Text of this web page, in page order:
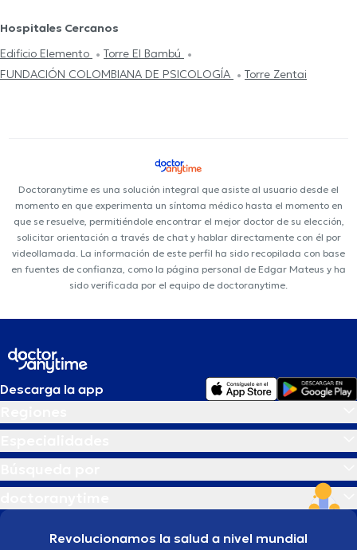
Hospitales Cercanos
Edificio Elemento
Torre El Bambú
FUNDACIÓN COLOMBIANA DE PSICOLOGÍA
Torre Zentai
Doctoranytime es una solución integral que asiste al usuario desde el
momento en que experimenta un síntoma médico hasta el momento en
que se resuelve, permitiéndole encontrar el mejor doctor de su elección,
solicitar orientación a través de chat y hablar directamente con él por
videollamada. La información de este perfil ha sido recopilada con base
en fuentes de confianza, como la página personal de Edgar Mateus y ha
sido verificada por el equipo de doctoranytime.
Descarga la app
Revolucionamos la salud a nivel mundial